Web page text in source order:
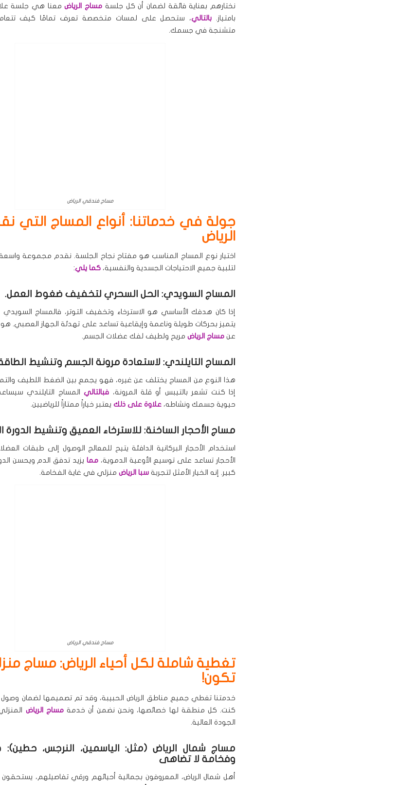
نختارهم بعناية فائقة لضمان أن كل جلسة مساج الرياضمعنا هي جلسة
بامتياز. بالتالي، ستحصل على لمسات متخصصة تعرف تمامًا كيف
متشنجة في جسمك.
مساج فندقي الرياض
جولة في خدماتنا: أنواع المساج التي
الرياض
اختيار نوع المساج المناسب هو مفتاح نجاح الجلسة. نقدم مجموعة
لتلبية جميع الاحتياجات الجسدية والنفسية، كما يلي:
المساج السويدي: الحل السحري لتخفيف ضغوط العمل.
إذا كان هدفك الأساسي هو الاسترخاء وتخفيف التوتر، فالمساج السويدي
يتميز بحركات طويلة وناعمة وإيقاعية تساعد على تهدئة الجهاز العصبي.
عن مساج الرياضمريح ولطيف لفك عضلات الجسم.
المساج التايلندي: لاستعادة مرونة الجسم وتنشيط
هذا النوع من المساج يختلف عن غيره، فهو يجمع بين الضغط اللطيف
إذا كنت تشعر بالتيبس أو قلة المرونة، فبالتاليالمساج التايلندي
حيوية جسمك ونشاطه، علاوة على ذلكيعتبر خياراً ممتازاً للرياضيين.
مساج الأحجار الساخنة: للاسترخاء العميق وتنشيط الدورة
استخدام الأحجار البركانية الدافئة يتيح للمعالج الوصول إلى طبقات
الأحجار تساعد على توسيع الأوعية الدموية،مما يزيد تدفق الدم ويحسن
كبير. إنه الخيار الأمثل لتجربة سبا الرياضمنزلي في غاية الفخامة.
مساج فندقي الرياض
تغطية شاملة لكل أحياء الرياض: مساج
تكون!
خدمتنا تغطي جميع مناطق الرياض الحبيبة، وقد تم تصميمها لضمان وصول
كنت. كل منطقة لها خصائصها، ونحن نضمن أن خدمةمساج الرياض
الجودة العالية.
مساج شمال الرياض (مثل: الياسمين، النرجس،
وفخامة لا تضاهى
أهل شمال الرياض، المعروفون بجمالية أحيائهم ورقي تفاصيلهم،